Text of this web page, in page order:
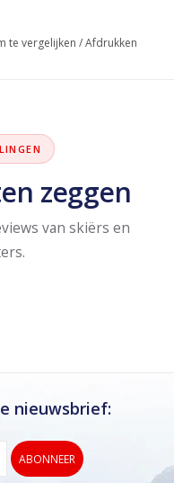
te vergelijken /Afdrukken
zeggen
van skiërs en
nieuwsbrief:
ABONNEER